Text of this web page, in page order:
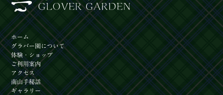
ホーム
グラバー園 について
体験・ショップ
ご利用案内
アクセス
南山手秘話
ギャラリー